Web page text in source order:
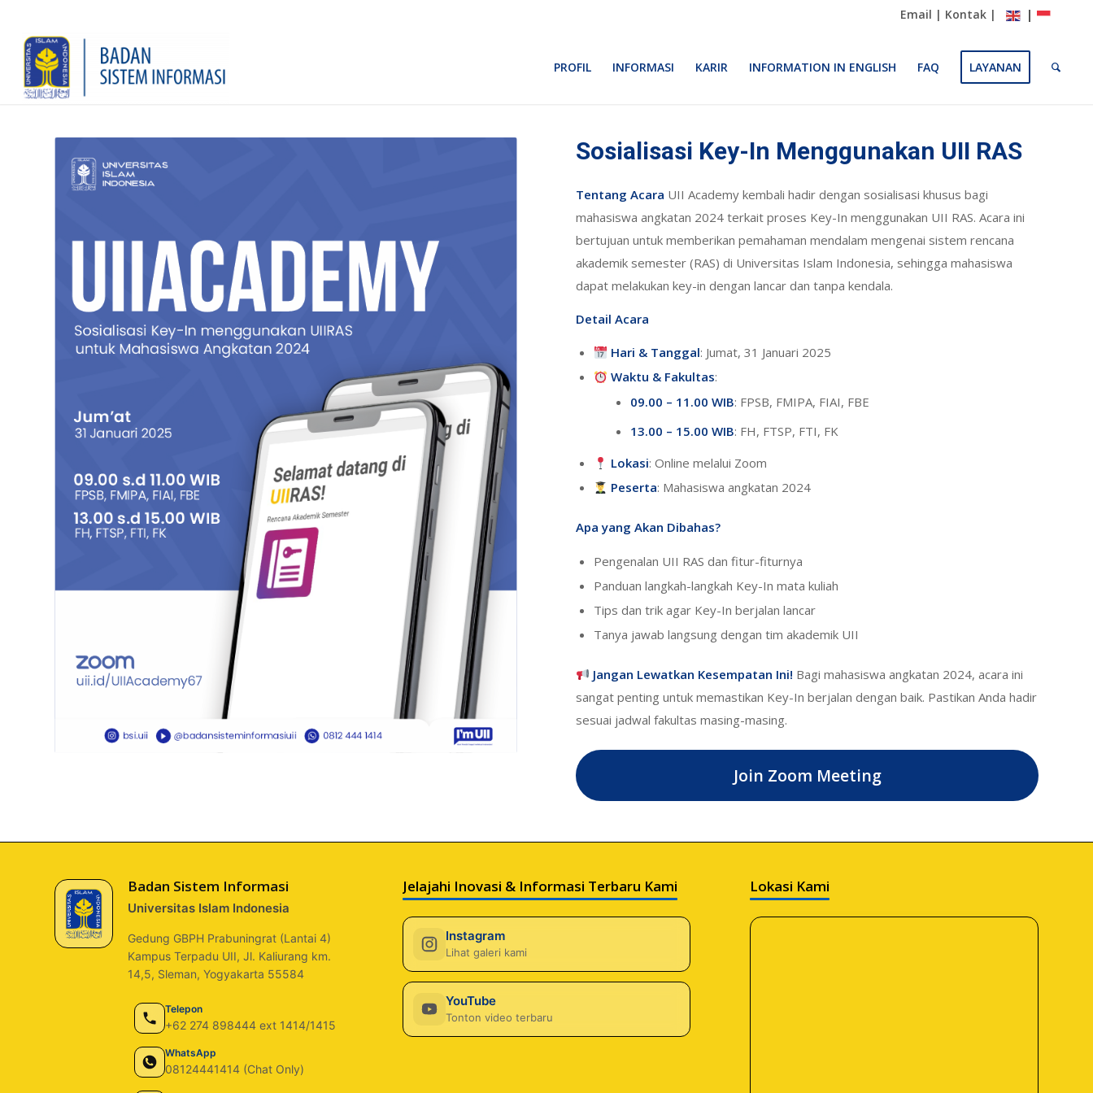
Email | Kontak |
PROFIL INFORMASI KARIR INFORMATION IN ENGLISH FAQ LAYANAN
Sosialisasi Key-In Menggunakan UII RAS
Tentang Acara UII Academy kembali hadir dengan sosialisasi khusus bagi
mahasiswa angkatan 2024 terkait proses Key-In menggunakan UII RAS. Acara ini
bertujuan untuk memberikan pemahaman mendalam mengenai sistem rencana
akademik semester (RAS) di Universitas Islam Indonesia, sehingga mahasiswa
dapat melakukan key-in dengan lancar dan tanpa kendala.
Detail Acara
Hari & Tanggal: Jumat, 31 Januari 2025
Waktu & Fakultas:
09.00 – 11.00 WIB: FPSB, FMIPA, FIAI, FBE
13.00 – 15.00 WIB: FH, FTSP, FTI, FK
Lokasi: Online melalui Zoom
Peserta: Mahasiswa angkatan 2024
Apa yang Akan Dibahas?
Pengenalan UII RAS dan fitur-fiturnya
Panduan langkah-langkah Key-In mata kuliah
Tips dan trik agar Key-In berjalan lancar
Tanya jawab langsung dengan tim akademik UII
Jangan Lewatkan Kesempatan Ini! Bagi mahasiswa angkatan 2024, acara ini
sangat penting untuk memastikan Key-In berjalan dengan baik. Pastikan Anda hadir
sesuai jadwal fakultas masing-masing.
Join Zoom Meeting
Badan Sistem Informasi
Universitas Islam Indonesia
Gedung GBPH Prabuningrat (Lantai 4)
Kampus Terpadu UII, Jl. Kaliurang km.
14,5, Sleman, Yogyakarta 55584
Telepon
+62 274 898444 ext 1414/1415
WhatsApp
08124441414 (Chat Only)
Jelajahi Inovasi & Informasi Terbaru Kami
Instagram
Lihat galeri kami
YouTube
Tonton video terbaru
Lokasi Kami